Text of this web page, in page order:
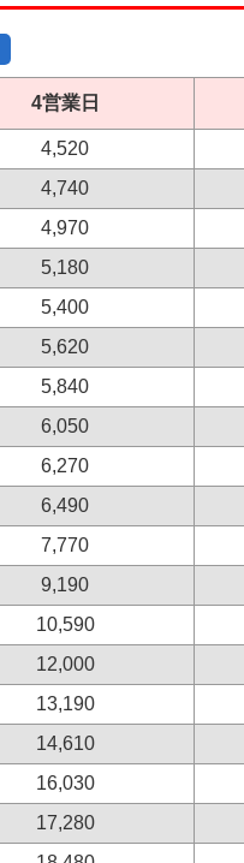
4営業日
4,520
4,740
4,970
5,180
5,400
5,620
5,840
6,050
6,270
6,490
7,770
9,190
10,590
12,000
13,190
14,610
16,030
17,280